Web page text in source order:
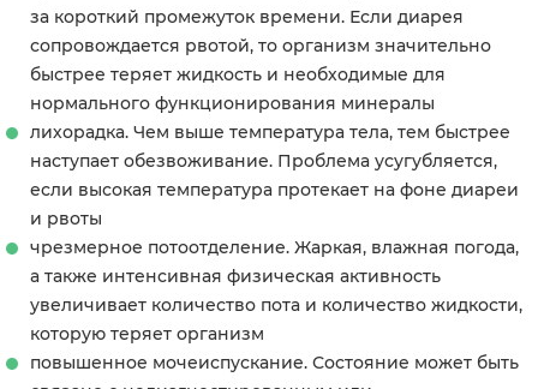
за короткий промежуток времени. Если диарея
сопровождается рвотой, то организм значительно
быстрее теряет жидкость и необходимые для
нормального функционирования минералы
лихорадка. Чем выше температура тела, тем быстрее
наступает обезвоживание. Проблема усугубляется,
если высокая температура протекает на фоне диареи
и рвоты
чрезмерное потоотделение. Жаркая, влажная погода,
а также интенсивная физическая активность
увеличивает количество пота и количество жидкости,
которую теряет организм
повышенное мочеиспускание. Состояние может быть